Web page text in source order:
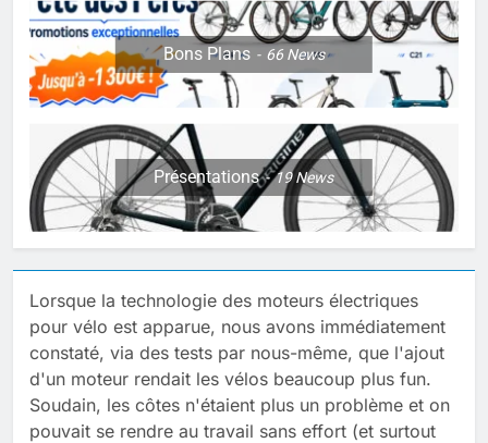
Bons Plans 66 News
Présentations 19News
Lorsque la technologie des moteurs électriques
pour vélo est apparue, nous avons immédiatement
constaté, via des tests par nous-même, que l'ajout
d'un moteur rendait les vélos beaucoup plus fun.
Soudain, les côtes n'étaient plus un problème et on
pouvait se rendre au travail sans effort (et surtout